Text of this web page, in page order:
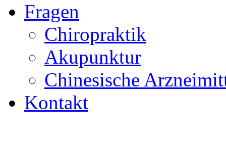
Fragen
Chiropraktik
Akupunktur
Chinesische
Kontakt